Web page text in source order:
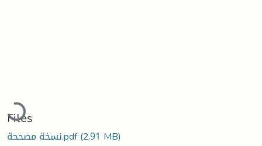
Loading...
Files
نسخة مصححة.pdf(2.91 MB)